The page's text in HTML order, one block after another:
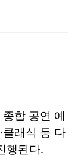
합 공연 예
클래식 등 다
행된다.